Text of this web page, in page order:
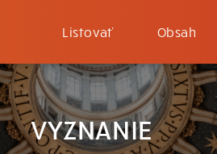
Listovať Obsah
VYZNANIE